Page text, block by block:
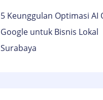
5 Keunggulan Optimasi AI
Google untuk Bisnis Lokal
Surabaya